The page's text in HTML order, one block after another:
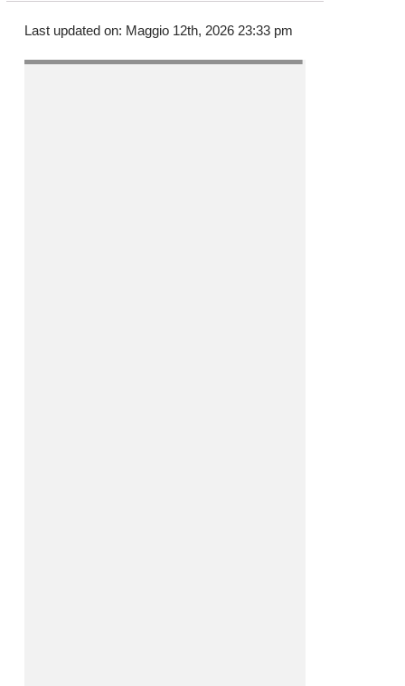
Last updated on: Maggio 12th, 2026 23:33 pm